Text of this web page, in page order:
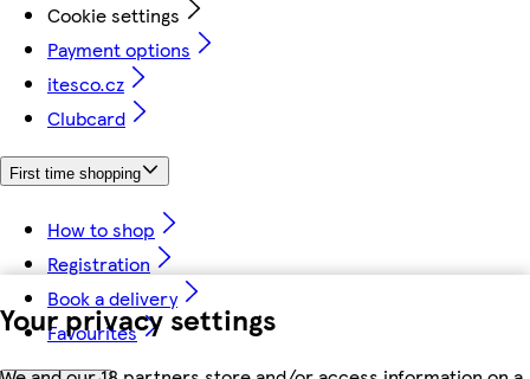
Your privacy settings
Cookie settings
Payment options
itesco.cz
Clubcard
First time shopping
How to shop
Registration
Book a delivery
Favourites